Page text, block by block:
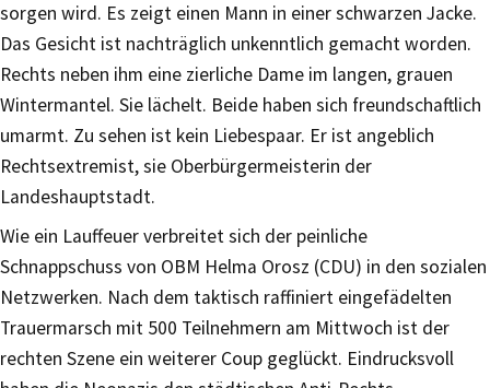
sorgen wird. Es zeigt einen Mann in einer schwarzen Jacke.
Das Gesicht ist nachträglich unkenntlich gemacht worden.
Rechts neben ihm eine zierliche Dame im langen, grauen
Wintermantel. Sie lächelt. Beide haben sich freundschaftlich
umarmt. Zu sehen ist kein Liebespaar. Er ist angeblich
Rechtsextremist, sie Oberbürgermeisterin der
Landeshauptstadt.
Wie ein Lauffeuer verbreitet sich der peinliche
Schnappschuss von OBM Helma Orosz (CDU) in den sozialen
Netzwerken. Nach dem taktisch raffiniert eingefädelten
Trauermarsch mit 500 Teilnehmern am Mittwoch ist der
rechten Szene ein weiterer Coup geglückt. Eindrucksvoll